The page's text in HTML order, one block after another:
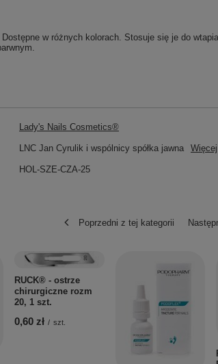
w różnych kolorach. Stosuje się je do
Lady's Nails Cosmetics®
LNC Jan Cyrulik i wspólnicy spółka jawna Więcej
HOL-SZE-CZA-25
Poprzedni z tej kategorii
RUCK® - ostrze
chirurgiczne rozm
20, 1 szt.
0,60 zł / szt.